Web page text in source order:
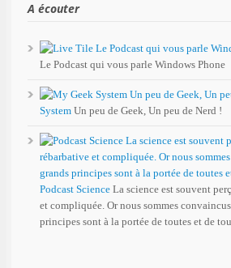
A écouter
Le Podcast qui vous parle Windows Phone
System Un peu de Geek, Un peu de Nerd !
Podcast Science La science est souvent
et compliquée. Or nous sommes
principes sont à la portée de toutes et de